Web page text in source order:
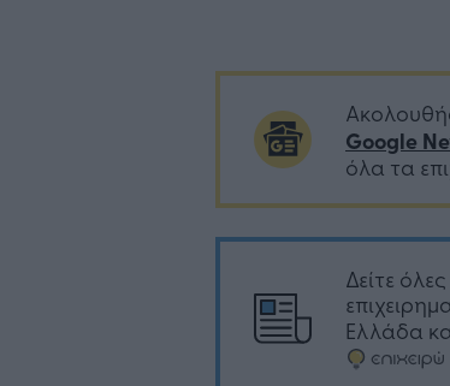
Google
όλα τα
Δείτε
Ελλάδα